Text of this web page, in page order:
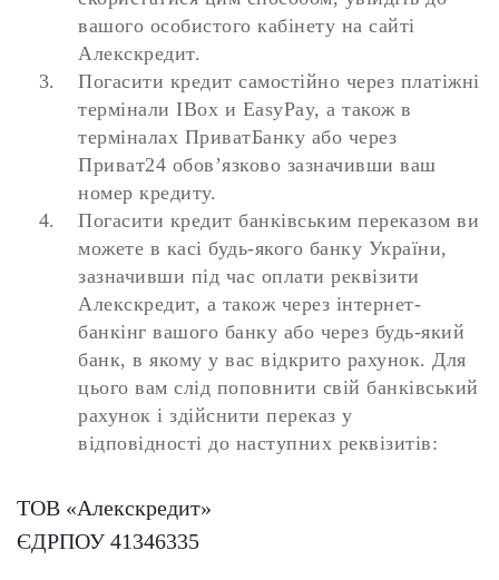
вашого особистого кабінету на сайті
Алекскредит.
Погасити кредит самостійно через платіжні
термінали IBox и EasyPay, а також в
терміналах ПриватБанку або через
Приват24 обов’язково зазначивши ваш
номер кредиту.
Погасити кредит банківським переказом ви
можете в касі будь-якого банку України,
зазначивши під час оплати реквізити
Алекскредит, а також через інтернет-
банкінг вашого банку або через будь-який
банк, в якому у вас відкрито рахунок. Для
цього вам слід поповнити свій банківський
рахунок і здійснити переказ у
відповідності до наступних реквізитів:
ТОВ «Алекскредит»
ЄДРПОУ 41346335